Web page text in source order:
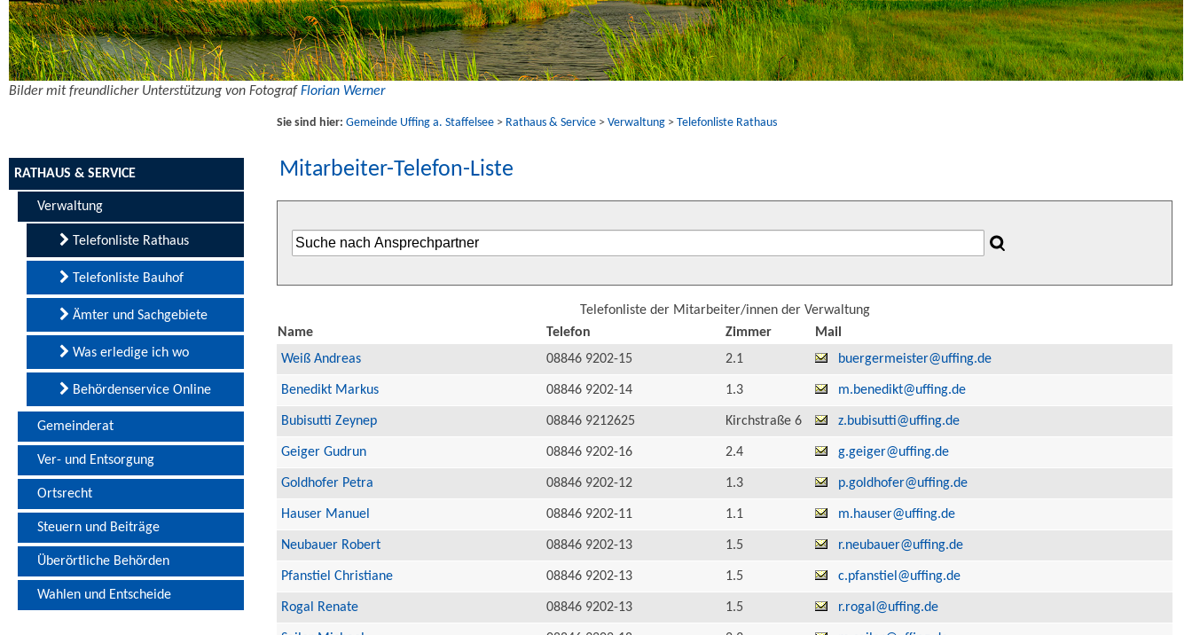
Bilder mit freundlicher Unterstützung von Fotograf Florian Werner
RATHAUS & SERVICE
Verwaltung
Telefonliste Rathaus
Telefonliste Bauhof
Ämter und Sachgebiete
Was erledige ich wo
Behördenservice Online
Gemeinderat
Ver- und Entsorgung
Ortsrecht
Steuern und Beiträge
Überörtliche Behörden
Wahlen und Entscheide
Sie sind hier: Gemeinde Uffing a. Staffelsee > Rathaus & Service > Verwaltung > Telefonliste Rathaus
Mitarbeiter-Telefon-Liste
Telefonliste der Mitarbeiter/innen der Verwaltung
Name
Telefon Zimmer
Mail
Weiß Andreas
08846 9202-15 2.1 buergermeister@uffing.de
Benedikt Markus 08846 9202-14 1.3 m.benedikt@uffing.de
Bubisutti Zeynep 08846 9212625 Kirchstraße 6 z.bubisutti@uffing.de
Geiger Gudrun 08846 9202-16 2.4 g.geiger@uffing.de
Goldhofer Petra 08846 9202-12 1.3 p.goldhofer@uffing.de
Hauser Manuel 08846 9202-11 1.1 m.hauser@uffing.de
Neubauer Robert 08846 9202-13 1.5 r.neubauer@uffing.de
Pfanstiel Christiane 08846 9202-13 1.5 c.pfanstiel@uffing.de
Rogal Renate 08846 9202-13 1.5 r.rogal@uffing.de